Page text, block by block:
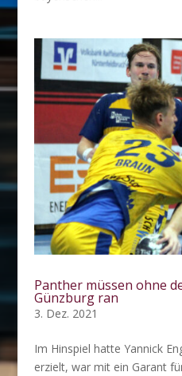
Panther müssen ohne
Günzburg ran
3. Dez. 2021
Im Hinspiel hatte Yannick
erzielt, war mit ein Garant